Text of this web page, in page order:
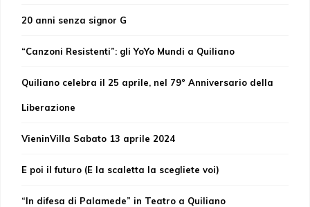
20 anni senza signor G
“Canzoni Resistenti”: gli YoYo Mundi a Quiliano
Quiliano celebra il 25 aprile, nel 79° Anniversario della
Liberazione
VieninVilla Sabato 13 aprile 2024
E poi il futuro (E la scaletta la scegliete voi)
“In difesa di Palamede” in Teatro a Quiliano